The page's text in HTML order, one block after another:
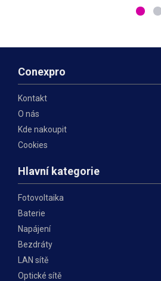
Conexpro
Kontakt
O nás
Kde nakoupit
Cookies
Hlavní kategorie
Fotovoltaika
Baterie
Napájení
Bezdráty
LAN sítě
Optické sítě